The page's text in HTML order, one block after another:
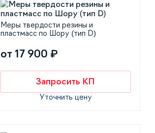
Меры твердости резины и
пластмасс по Шору (тип D)
от 17 900 ₽
Запросить КП
Уточнить цену